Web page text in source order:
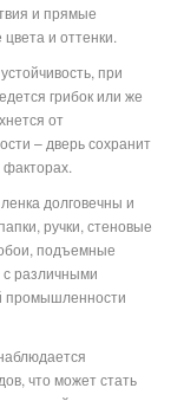
и прямые
и оттенки.
при
грибок или же
от
– дверь сохранит
долговечны и
ручки, стеновые
подъемные
различными
промышленности
что может стать